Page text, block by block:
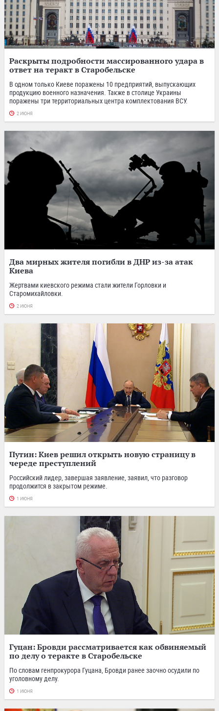
Раскрыты подробности массированного удара в
ответ на теракт в Старобельске
В одном только Киеве поражены 10 предприятий, выпускающих
продукцию военного назначения. Также в столице Украины
поражены три территориальных центра комплектования ВСУ.
2 ИЮНЯ
Два мирных жителя погибли в ДНР из-за атак
Киева
Жертвами киевского режима стали жители Горловки и
Старомихайловки.
2 ИЮНЯ
Путин: Киев решил открыть новую страницу в
череде преступлений
Российский лидер, завершая заявление, заявил, что разговор
продолжится в закрытом режиме.
1 ИЮНЯ
Гуцан: Бровди рассматривается как обвиняемый
по делу о теракте в Старобельске
По словам генпрокурора Гуцана, Бровди ранее заочно осудили по
уголовному делу.
1 ИЮНЯ